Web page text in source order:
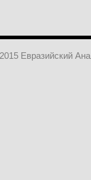
Евразийский